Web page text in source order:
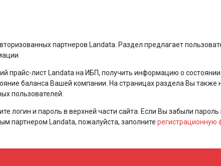
партнеров Landata. Раздел предлагает
прайс-лист Landata на ИБП, получить информацию о
баланса Вашей компании. На страницах раздела Вы
пользователей.
логин и пароль в верхней части сайта. Если Вы забыли
партнером Landata, пожалуйста, заполните регистрационную